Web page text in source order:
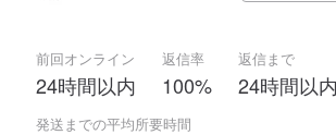
前回オンライン
24時間以内
返信率
100%
返信まで
24時間以内
発送までの平均所要時間